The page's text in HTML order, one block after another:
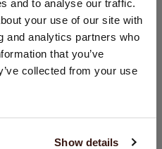
and to analyse our traffic.
your use of our site with
and analytics partners who
that you’ve
collected from your use
Show details
von Niederlande (€) aus.